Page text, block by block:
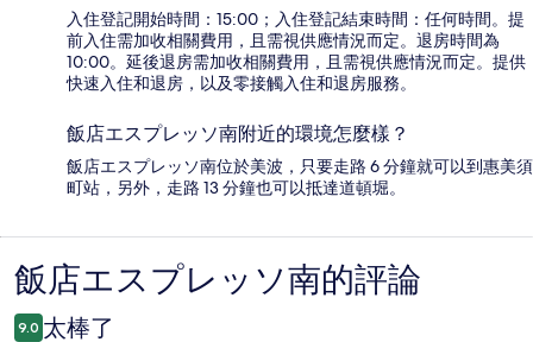
入住登記開始時間：15:00；入住登記結束時間：任何時間。提
前入住需加收相關費用，且需視供應情況而定。退房時間為
10:00。延後退房需加收相關費用，且需視供應情況而定。提供
快速入住和退房，以及零接觸入住和退房服務。
飯店エスプレッソ南附近的環境怎麼樣？
飯店エスプレッソ南位於美波，只要走路 6 分鐘就可以到惠美須
町站，另外，走路 13 分鐘也可以抵達道頓堀。
評
論
飯店エスプレッソ南的評論
9.0 太棒了